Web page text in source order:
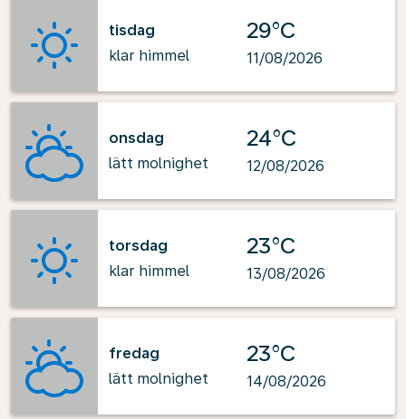
tisdag
klar himmel
29°C
11/08/2026
onsdag
lätt molnighet
24°C
12/08/2026
torsdag
klar himmel
23°C
13/08/2026
fredag
lätt molnighet
23°C
14/08/2026